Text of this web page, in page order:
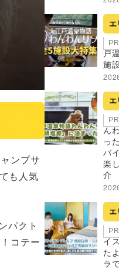
ンプサ
も人気
パクト
コテー
エ
PR
戸
施
エ
PR
ん
っ
バ
楽
介
エ
PR
イ
た
ラ